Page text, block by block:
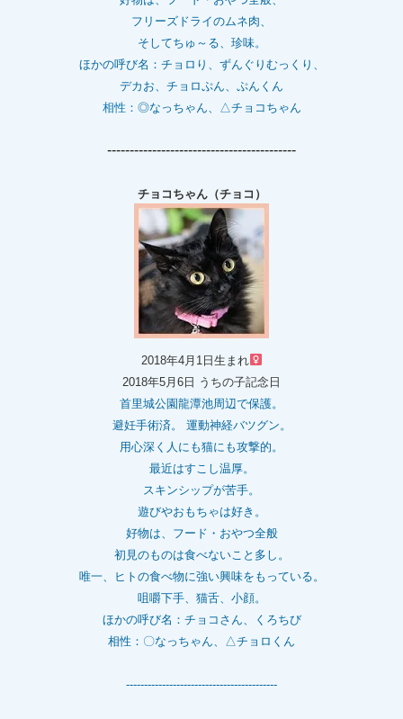
フリーズドライのムネ肉、
そしてちゅ～る、珍味。
ほかの呼び名：チョロり、ずんぐりむっくり、
デカお、チョロぷん、ぷんくん
相性： ◎なっちゃん、△チョコちゃん
------------------------------------------
チョコちゃん（チョコ）
2018年4月1日生まれ
2018年5月6日 うちの子記念日
首里城公園龍潭池周辺で保護。
避妊手術済。 運動神経バツグン。
用心深く人にも猫にも攻撃的。
最近はすこし温厚。
スキンシップが苦手。
遊びやおもちゃは好き。
好物は、フード・おやつ全般
初見のものは食べないこと多し。
唯一、ヒトの食べ物に強い興味をもっている。
咀嚼下手、猫舌、小顔。
ほかの呼び名：チョコさん、くろちび
相性：〇なっちゃん、△チョロくん
------------------------------------------